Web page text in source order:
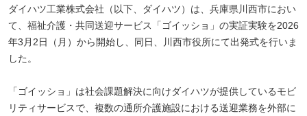
ダイハツ工業株式会社（以下、ダイハツ）は、兵庫県川西市におい
て、福祉介護・共同送迎サービス「ゴイッショ」の実証実験を2026
年3月2日（月）から開始し、同日、川西市役所にて出発式を行いま
した。
「ゴイッショ」は社会課題解決に向けダイハツが提供しているモビ
リティサービスで、複数の通所介護施設における送迎業務を外部に